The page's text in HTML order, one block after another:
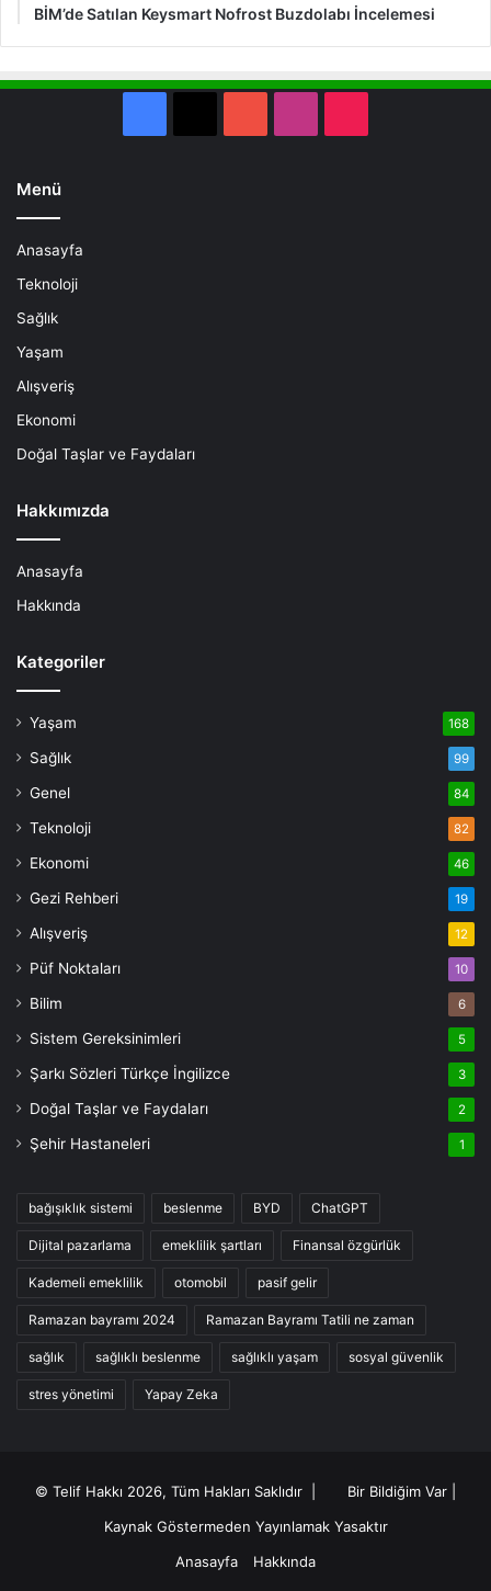
BİM’de Satılan Keysmart Nofrost Buzdolabı İncelemesi
Menü
Anasayfa
Teknoloji
Sağlık
Yaşam
Alışveriş
Ekonomi
Doğal Taşlar ve Faydaları
Hakkımızda
Anasayfa
Hakkında
Kategoriler
Yaşam 168
Sağlık 99
Genel 84
Teknoloji 82
Ekonomi 46
Gezi Rehberi 19
Alışveriş 12
Püf Noktaları 10
Bilim 6
Sistem Gereksinimleri 5
Şarkı Sözleri Türkçe İngilizce 3
Doğal Taşlar ve Faydaları 2
Şehir Hastaneleri 1
bağışıklık sistemi beslenme BYD ChatGPT
Dijital pazarlama emeklilik şartları Finansal özgürlük
Kademeli emeklilik otomobil pasif gelir
Ramazan bayramı 2024 Ramazan Bayramı Tatili ne zaman
sağlık sağlıklı beslenme sağlıklı yaşam sosyal güvenlik
stres yönetimi Yapay Zeka
© Telif Hakkı 2026, Tüm Hakları Saklıdır | Bir Bildiğim Var
Kaynak Göstermeden Yayınlamak Yasaktır
Anasayfa
Hakkında